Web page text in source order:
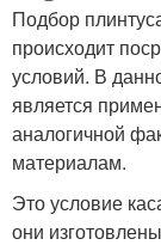
Подбор
происходит
условий. В
является
аналогичной
материалам.
Это условие
они